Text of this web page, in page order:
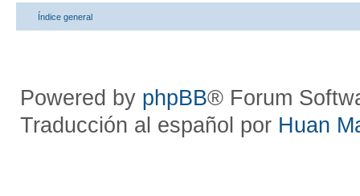
Índice general
Powered by phpBB® Forum
Traducción al español por Huan